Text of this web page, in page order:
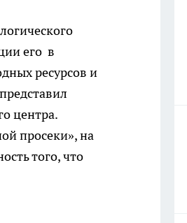
его в
ресурсов и
центра.
просеки», на
того, что